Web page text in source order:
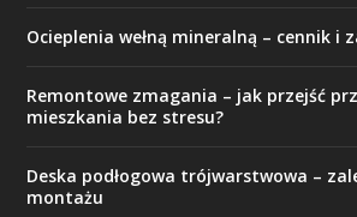
Ocieplenia wełną mineralną – cennik i
Remontowe zmagania – jak przejść
mieszkania bez stresu?
Deska podłogowa trójwarstwowa –
montażu